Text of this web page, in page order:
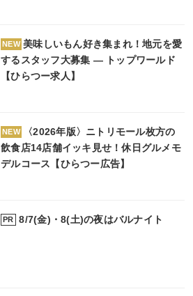
NEW 美味しいもん好き集まれ！地元を愛
するスタッフ大募集 ― トップワールド
【ひらつー求人】
NEW
〈2026年版〉ニトリモール枚方の
飲食店14店舗イッキ見せ！休日グルメモ
デルコース【ひらつー広告】
PR 8/7(金)・8(土)の夜はバルナイト